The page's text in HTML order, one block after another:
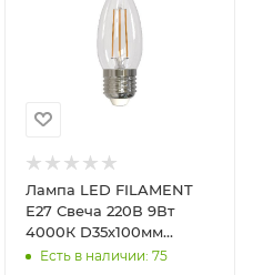
Лампа LED FILAMENT
Е27 Свеча 220В 9Вт
4000К D35х100мм
Прозрачная колба 360º
Есть в наличии: 75